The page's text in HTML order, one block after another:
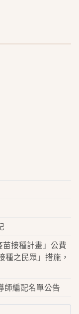
苗接種計畫」公費
種之民眾」措施，
師編配名單公告